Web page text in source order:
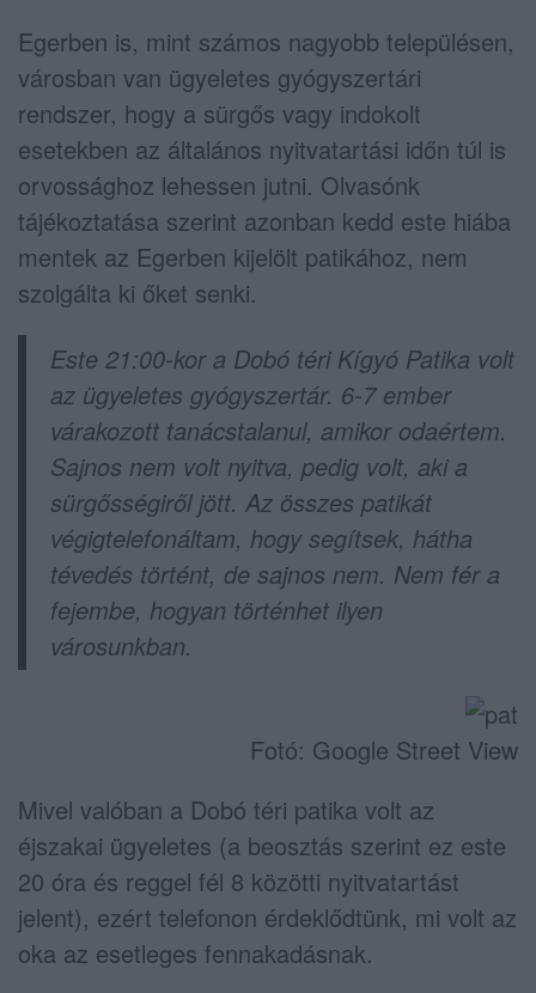
Egerben is, mint számos nagyobb településen,
városban van ügyeletes gyógyszertári
rendszer, hogy a sürgős vagy indokolt
esetekben az általános nyitvatartási időn túl is
orvossághoz lehessen jutni. Olvasónk
tájékoztatása szerint azonban kedd este hiába
mentek az Egerben kijelölt patikához, nem
szolgálta ki őket senki.
Este 21:00-kor a Dobó téri Kígyó Patika volt
az ügyeletes gyógyszertár. 6-7 ember
várakozott tanácstalanul, amikor odaértem.
Sajnos nem volt nyitva, pedig volt, aki a
sürgősségiről jött. Az összes patikát
végigtelefonáltam, hogy segítsek, hátha
tévedés történt, de sajnos nem. Nem fér a
fejembe, hogyan történhet ilyen
városunkban.
Fotó: Google Street View
Mivel valóban a Dobó téri patika volt az
éjszakai ügyeletes (a beosztás szerint ez este
20 óra és reggel fél 8 közötti nyitvatartást
jelent), ezért telefonon érdeklődtünk, mi volt az
oka az esetleges fennakadásnak.